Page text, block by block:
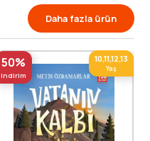
Daha fazla ürün
50%
indirim
10,11,12,13
Yaş